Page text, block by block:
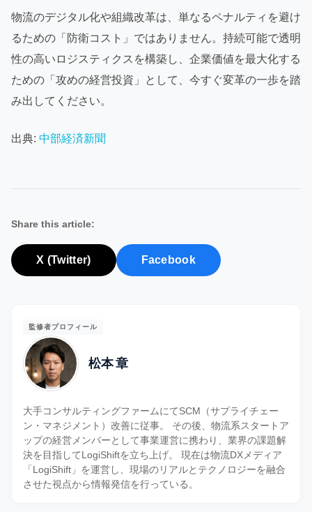
物流のデジタル化や組織改革は、単なるペナルティを避け
るための「防衛コスト」ではありません。持続可能で透明
性の高いロジスティクスを構築し、企業価値を最大化する
ための「攻めの経営投資」として、今すぐ変革の一歩を踏
み出してください。
出典: 中部経済新聞
Share this article:
X (Twitter) Facebook
監修者プロフィール
松本 章
大手コンサルティングファームにてSCM（サプライチェー
ン・マネジメント）改善に従事。 その後、物流系スタートア
ップの経営メンバーとして事業運営に携わり、業界の課題解
決を目指してLogiShiftを立ち上げ。 現在は物流DXメディア
「LogiShift」を運営し、現場のリアルとテクノロジーを融合
させた視点から情報発信を行っている。